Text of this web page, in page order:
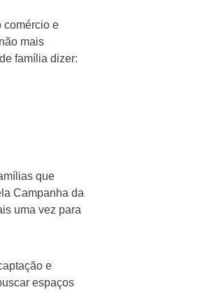
comércio e
mais
família dizer:
que
Campanha da
uma vez para
e
espaços